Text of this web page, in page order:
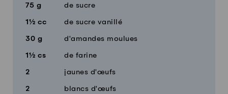
75 g de sucre
1½ cc de sucre vanillé
30 g d'amandes moulues
1½ cs de farine
2 jaunes d'œufs
2 blancs d'œufs